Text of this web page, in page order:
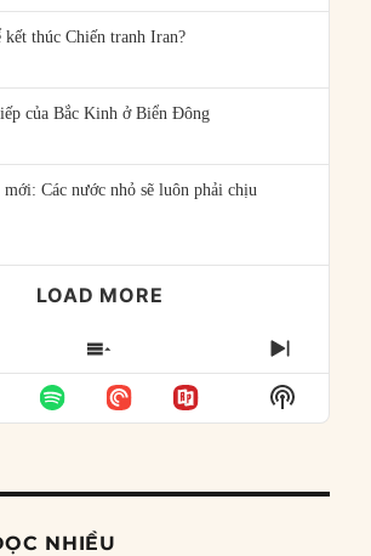
kết thúc Chiến tranh Iran?
của Bắc Kinh ở Biển Đông
Các nước nhỏ sẽ luôn phải chịu
LOAD MORE
SHOW
EPISODES
LIST
NEXT
Show
Podcast
NHIỀU